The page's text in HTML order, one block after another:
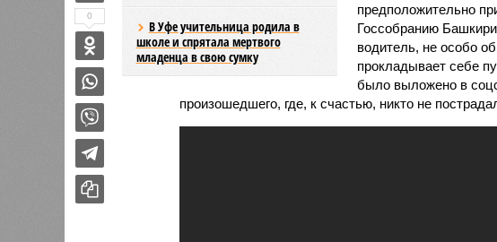
В Уфе учительница родила в
школе и спрятала мертвого
младенца в свою сумку
предположительно
Госсобранию
водитель, не особо
прокладывает себе
было выложено в
произошедшего, где, к счастью, никто не
0